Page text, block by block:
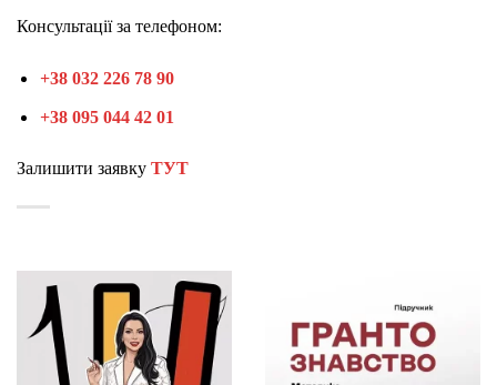
Консультації за телефоном:
+38 032 226 78 90
+38 095 044 42 01
Залишити заявку ТУТ